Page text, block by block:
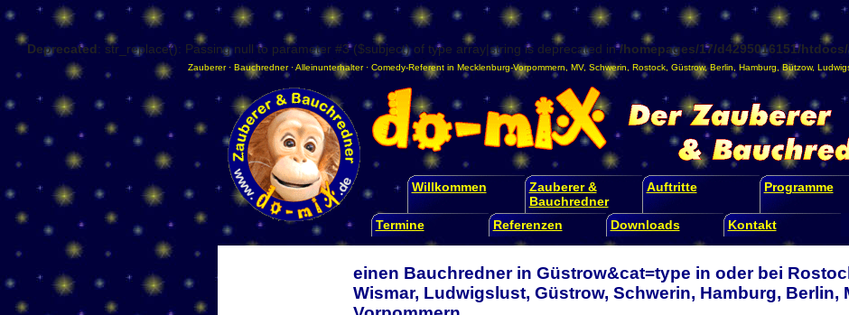
Deprecated: str_replace(): Passing null to parameter #3 ($subject) of type array|string is deprecated in/homepages/17/d4295016151/
Zauberer· Bauchredner·Alleinunterhalter· Comedy-Referent in Mecklenburg-Vorpommern MV, Schwerin Rostock Güstrow,Berlin Hamburg ,Bützow,
Willkommen
Zauberer &
Bauchredner
Auftritte Programme
Termine Referenzen Downloads Kontakt
einen Bauchredner in Güstrow&cat=type in oder bei
Wismar, Ludwigslust, Güstrow, Schwerin, Hamburg, Berlin,